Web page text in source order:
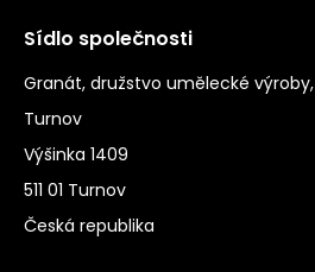
Sídlo společnosti
Granát, družstvo umělecké výroby,
Turnov
Výšinka 1409
511 01 Turnov
Česká republika